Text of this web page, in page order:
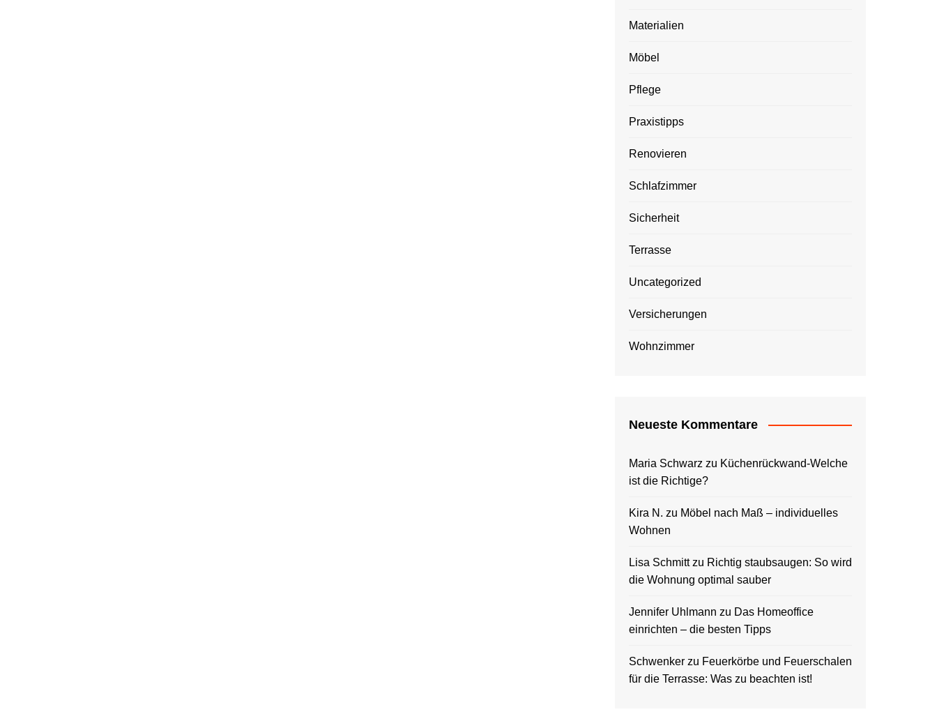
Materialien
Möbel
Pflege
Praxistipps
Renovieren
Schlafzimmer
Sicherheit
Terrasse
Uncategorized
Versicherungen
Wohnzimmer
Neueste Kommentare
Maria Schwarz zu Küchenrückwand-Welche
ist die Richtige?
Kira N. zu Möbel nach Maß – individuelles
Wohnen
Lisa Schmittzu Richtig staubsaugen: So wird
die Wohnung optimal sauber
Jennifer Uhlmann zu Das Homeoffice
einrichten – die besten Tipps
Schwenker zu Feuerkörbe und Feuerschalen
für die Terrasse: Was zu beachten ist!